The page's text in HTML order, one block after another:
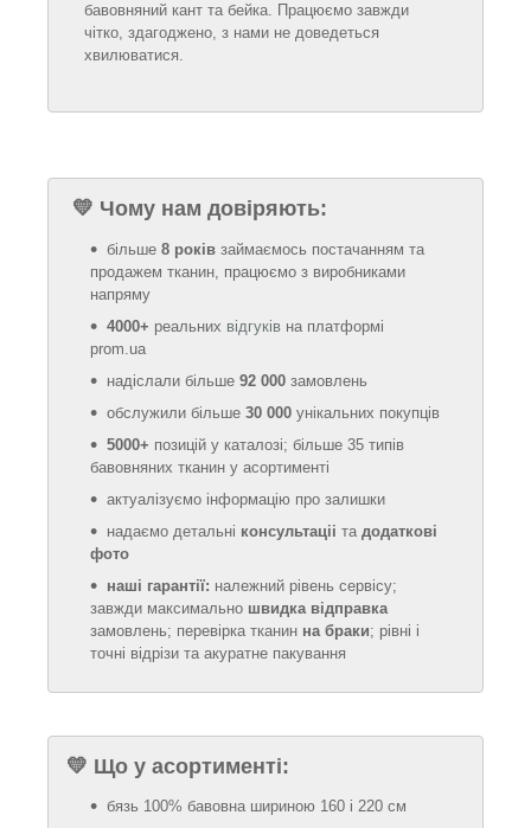
бавовняний кант та бейка. Працюємо завжди
чітко, здагоджено, з нами не доведеться
хвилюватися.
💛 Чому нам довіряють:
більше 8 років займаємось постачанням та
продажем тканин, працюємо з виробниками
напряму
4000+ реальних відгуків на платформі
prom.ua
надіслали більше 92 000 замовлень
обслужили більше 30 000 унікальних покупців
5000+ позицій у каталозі; більше 35 типів
бавовняних тканин у асортименті
актуалізуємо інформацію про залишки
надаємо детальні консультаціі та додаткові
фото
наші гарантії: належний рівень сервісу;
завжди максимально швидка відправка
замовлень; перевірка тканин на браки; рівні і
точні відрізи та акуратне пакування
💛 Що у асортименті:
бязь 100% бавовна шириною 160 і 220 см